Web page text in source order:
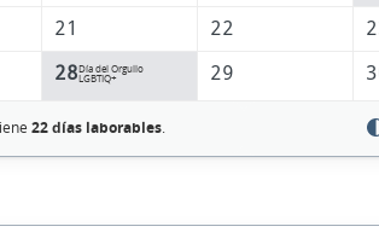
21 22
28Día del Orgullo
LGBTIQ+
29
22 días laborables.